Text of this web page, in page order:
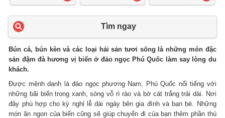
Tìm ngay
Bún cá, bún kèn và các loại hải sản tươi sống là những món đặc
sản đậm đà hương vị biển ở đảo ngọc Phú Quốc làm say lòng du
khách.
Được mệnh danh là đảo ngọc phương Nam, Phú Quốc nổi tiếng với
những bãi biển trong xanh, sóng vỗ rì rào và bờ cát trắng trải dài. Nơi
đây phù hợp cho kỳ nghỉ lễ dài ngày bên gia đình và bạn bè. Những
món ăn ngon của biển cũng sẽ giúp chuyến đi của bạn thêm phần thú